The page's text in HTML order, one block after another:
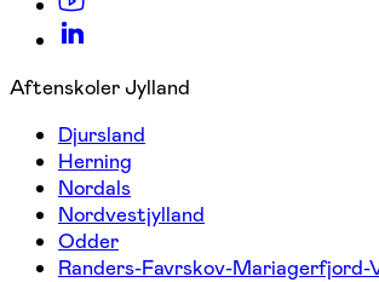
Aftenskoler Jylland
Djursland
Herning
Nordals
Nordvestjylland
Odder
Randers-Favrskov-Mariagerfjord-